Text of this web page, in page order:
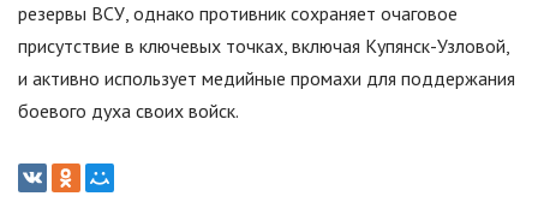
резервы ВСУ, однако противник сохраняет очаговое
присутствие в ключевых точках, включая Купянск-Узловой,
и активно использует медийные промахи для поддержания
боевого духа своих войск.